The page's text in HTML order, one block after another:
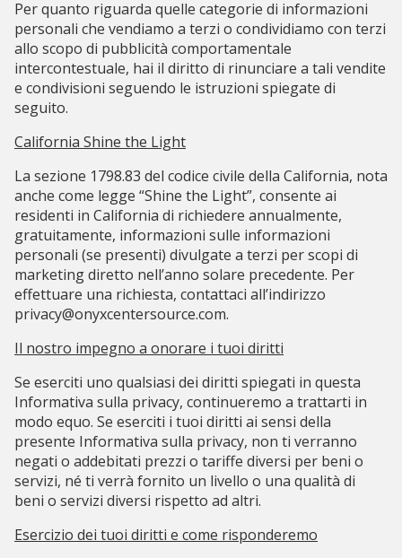
Per quanto riguarda quelle categorie di informazioni
personali che vendiamo a terzi o condividiamo con terzi
allo scopo di pubblicità comportamentale
intercontestuale, hai il diritto di rinunciare a tali vendite
e condivisioni seguendo le istruzioni spiegate di
seguito.
California Shine the Light
La sezione 1798.83 del codice civile della California, nota
anche come legge “Shine the Light”, consente ai
residenti in California di richiedere annualmente,
gratuitamente, informazioni sulle informazioni
personali (se presenti) divulgate a terzi per scopi di
marketing diretto nell’anno solare precedente. Per
effettuare una richiesta, contattaci all’indirizzo
privacy@onyxcentersource.com.
Il nostro impegno a onorare i tuoi diritti
Se eserciti uno qualsiasi dei diritti spiegati in questa
Informativa sulla privacy, continueremo a trattarti in
modo equo. Se eserciti i tuoi diritti ai sensi della
presente Informativa sulla privacy, non ti verranno
negati o addebitati prezzi o tariffe diversi per beni o
servizi, né ti verrà fornito un livello o una qualità di
beni o servizi diversi rispetto ad altri.
Esercizio dei tuoi diritti e come risponderemo